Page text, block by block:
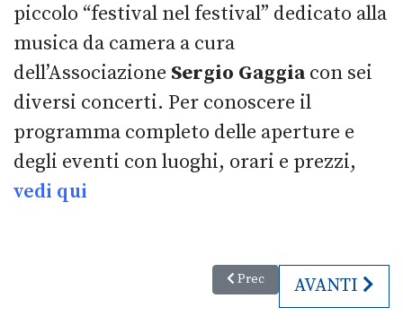
piccolo “festival nel festival” dedicato alla
musica da camera a cura
dell’Associazione Sergio Gaggiacon sei
diversi concerti. Per conoscere il
programma completo delle aperture e
degli eventi con luoghi, orari e prezzi,
vedi qui
Articolo precedente: Feste
Prec ARTICOLO
AVANTI